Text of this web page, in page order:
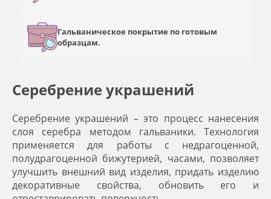
Гальваническое покрытие по готовым
образцам.
Серебрение украшений
Серебрение украшений – это процесс нанесения
слоя серебра методом гальваники. Технология
применяется для работы с недрагоценной,
полудрагоценной бижутерией, часами, позволяет
улучшить внешний вид изделия, придать изделию
декоративные свойства, обновить его и